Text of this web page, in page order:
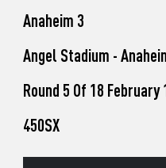
Anaheim 3
Angel Stadium -
Round 5 Of 18 February
450SX